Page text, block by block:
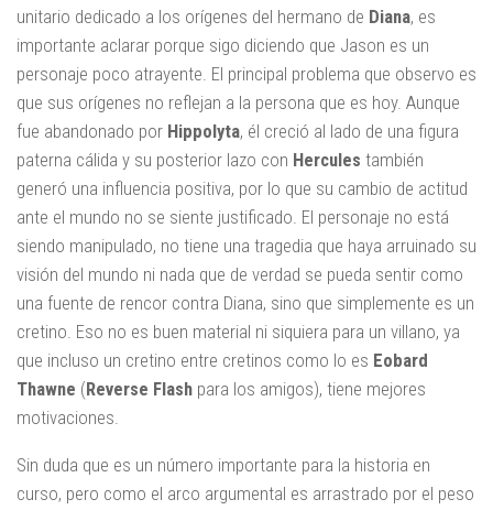
unitario dedicado a los orígenes del hermano de Diana, es
importante aclarar porque sigo diciendo que Jason es un
personaje poco atrayente. El principal problema que observo es
que sus orígenes no reflejan a la persona que es hoy. Aunque
fue abandonado por Hippolyta, él creció al lado de una figura
paterna cálida y su posterior lazo con Hercules también
generó una influencia positiva, por lo que su cambio de actitud
ante el mundo no se siente justificado. El personaje no está
siendo manipulado, no tiene una tragedia que haya arruinado su
visión del mundo ni nada que de verdad se pueda sentir como
una fuente de rencor contra Diana, sino que simplemente es un
cretino. Eso no es buen material ni siquiera para un villano, ya
que incluso un cretino entre cretinos como lo es Eobard
Thawne (Reverse Flash para los amigos), tiene mejores
motivaciones.
Sin duda que es un número importante para la historia en
curso, pero como el arco argumental es arrastrado por el peso